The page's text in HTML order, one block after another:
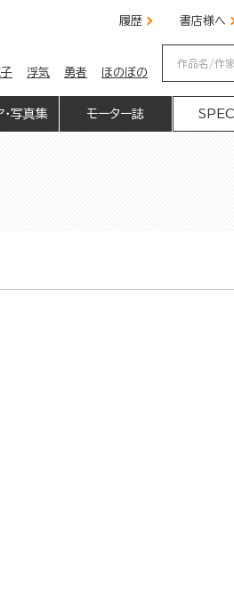
履歴 書店様へ
浮気 勇者 ほのぼの
・写真集 モーター誌